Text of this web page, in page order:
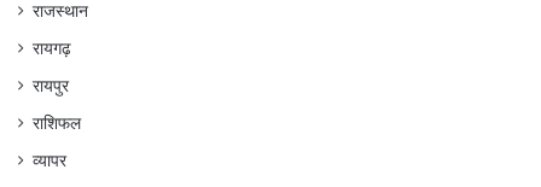
राजस्थान
रायगढ़
रायपुर
राशिफल
व्यापर